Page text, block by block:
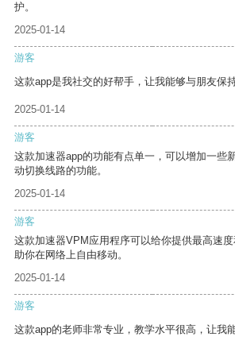
护。
2025-01-14
游客
这款app是我社交的好帮手，让我能够与朋友保
2025-01-14
游客
这款加速器app的功能有点单一，可以增加一些
动切换线路的功能。
2025-01-14
游客
这款加速器VPM应用程序可以给你提供最高速
助你在网络上自由移动。
2025-01-14
游客
这款app的老师非常专业，教学水平很高，让我